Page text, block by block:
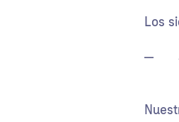
Los